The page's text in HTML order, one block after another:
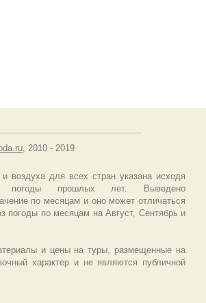
, 2010 - 2019
воздуха для всех стран указана исходя
погоды прошлых лет. Выведено
по месяцам и оно может отличаться
погоды по месяцам на Август, Сентябрь и
и цены на туры, размещенные на
характер и не являются публичной